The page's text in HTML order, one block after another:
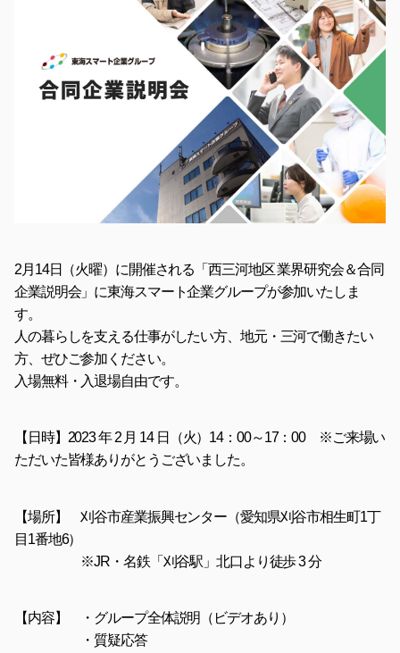
2月14日（火曜）に開催される「西三河地区 業界研究会＆合同
企業説明会」に東海スマート企業グループが参加いたしま
す。
人の暮らしを支える仕事がしたい方、地元・三河で働きたい
方、ぜひご参加ください。
入場無料・入退場自由です。
【日時】2023 年 2 月 14 日（火）14：00～17：00 ※ご来場い
ただいた皆様ありがとうございました。
【場所】 刈谷市産業振興センター（愛知県刈谷市相生町1丁
目1番地6）
※JR・名鉄「刈谷駅」北口より徒歩 3 分
【内容】 ・グループ全体説明（ビデオあり）
・質疑応答